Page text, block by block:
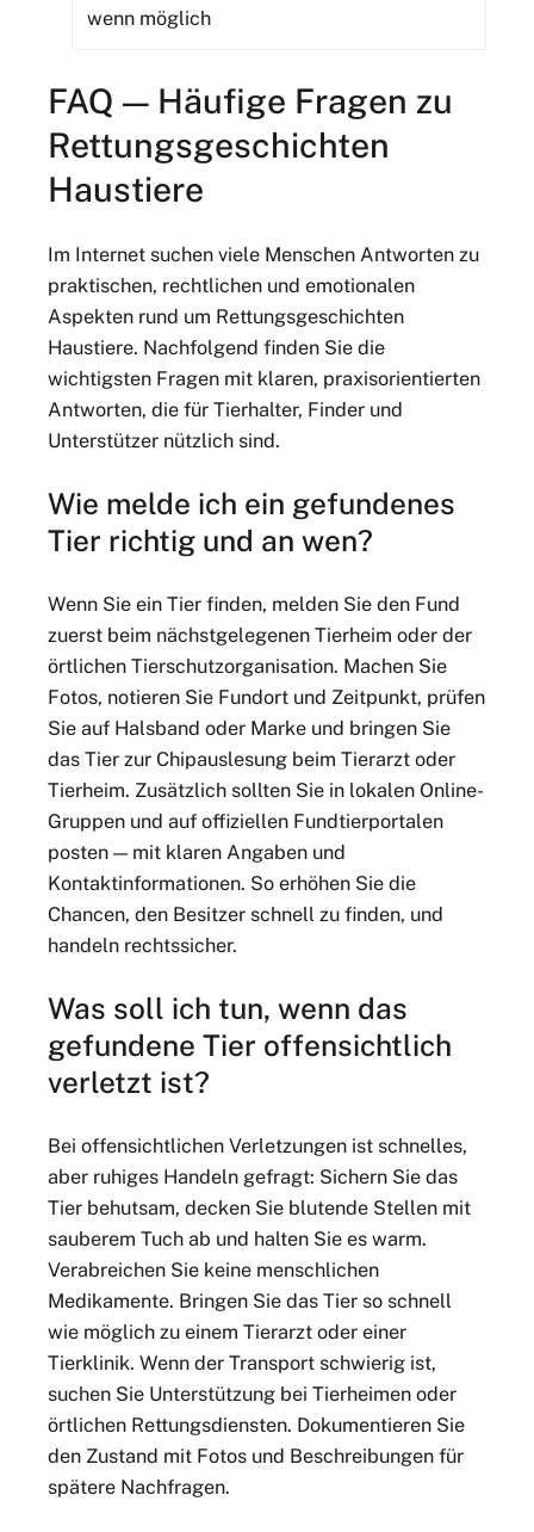
wenn möglich
FAQ — Häufige Fragen zu
Rettungsgeschichten
Haustiere
Im Internet suchen viele Menschen Antworten zu
praktischen, rechtlichen und emotionalen
Aspekten rund um Rettungsgeschichten
Haustiere. Nachfolgend finden Sie die
wichtigsten Fragen mit klaren, praxisorientierten
Antworten, die für Tierhalter, Finder und
Unterstützer nützlich sind.
Wie melde ich ein gefundenes
Tier richtig und an wen?
Wenn Sie ein Tier finden, melden Sie den Fund
zuerst beim nächstgelegenen Tierheim oder der
örtlichen Tierschutzorganisation. Machen Sie
Fotos, notieren Sie Fundort und Zeitpunkt, prüfen
Sie auf Halsband oder Marke und bringen Sie
das Tier zur Chipauslesung beim Tierarzt oder
Tierheim. Zusätzlich sollten Sie in lokalen Online-
Gruppen und auf offiziellen Fundtierportalen
posten — mit klaren Angaben und
Kontaktinformationen. So erhöhen Sie die
Chancen, den Besitzer schnell zu finden, und
handeln rechtssicher.
Was soll ich tun, wenn das
gefundene Tier offensichtlich
verletzt ist?
Bei offensichtlichen Verletzungen ist schnelles,
aber ruhiges Handeln gefragt: Sichern Sie das
Tier behutsam, decken Sie blutende Stellen mit
sauberem Tuch ab und halten Sie es warm.
Verabreichen Sie keine menschlichen
Medikamente. Bringen Sie das Tier so schnell
wie möglich zu einem Tierarzt oder einer
Tierklinik. Wenn der Transport schwierig ist,
suchen Sie Unterstützung bei Tierheimen oder
örtlichen Rettungsdiensten. Dokumentieren Sie
den Zustand mit Fotos und Beschreibungen für
spätere Nachfragen.